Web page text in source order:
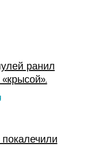
ранил